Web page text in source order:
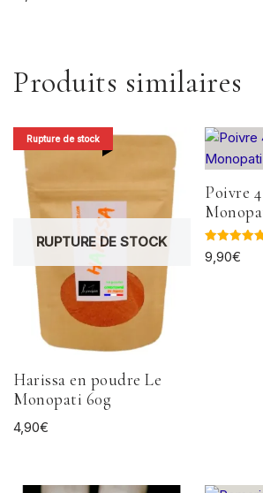
Produits similaires
Rupture de stock
RUPTURE DE STOCK
Harissa en poudre Le
Monopati 60g
4,90€
Poivre
Note
5.00
9,90€